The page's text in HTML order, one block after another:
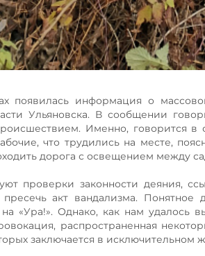
появилась информация о
Ульяновска. В сообщении
Именно, говорится в
что трудились на месте,
дорога с освещением между
проверки законности деяния,
акт вандализма. Понятное
«Ура!». Однако, как нам удалось
распространенная
заключается в исключительном